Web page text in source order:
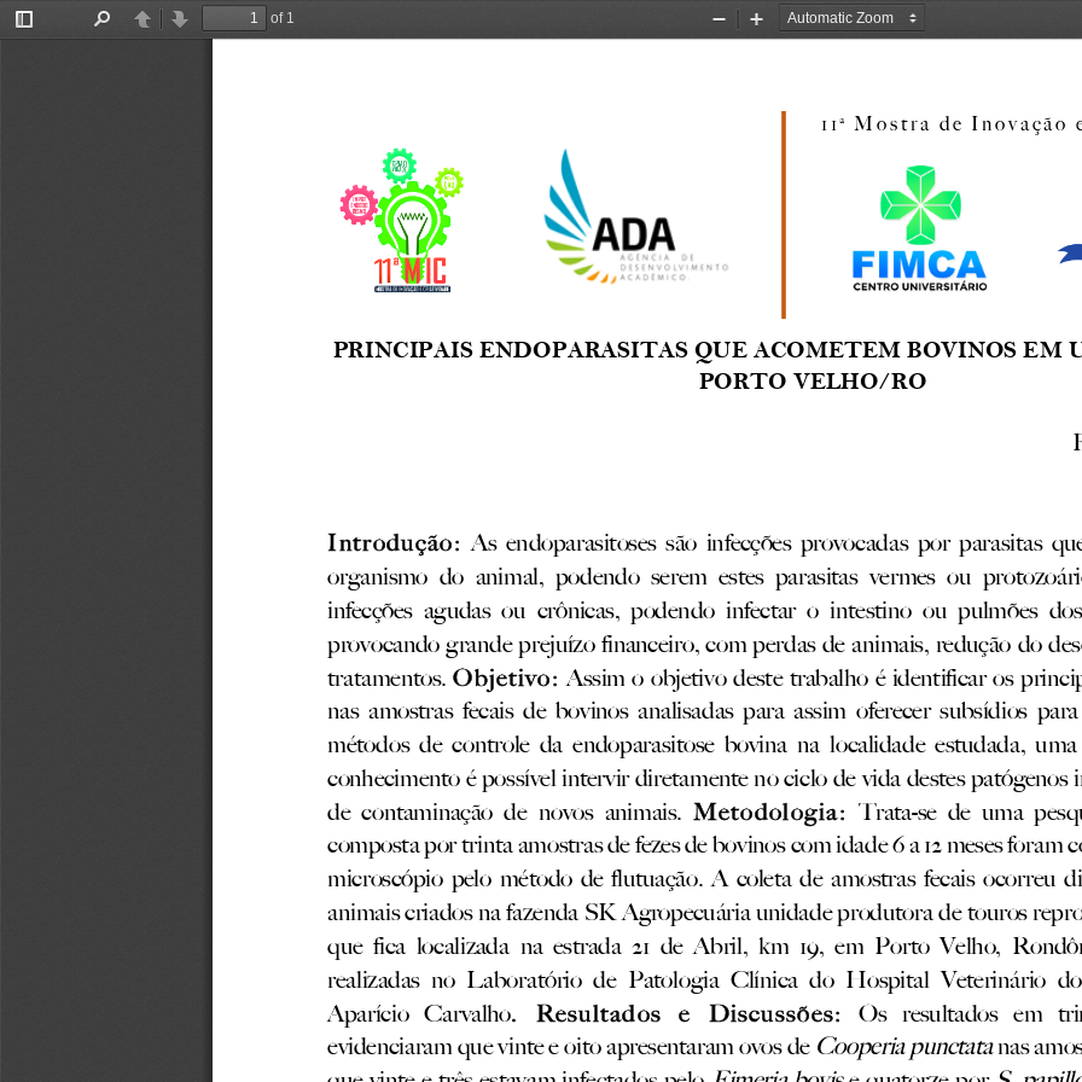
Toggle
PreviousNext
of 1
Zoom
Zoom
11ª Mostra de Inovação
PRINCIPAIS ENDOPARASITAS QUE ACOMETEM BOVINOS EM
PORTO VELHO/RO
Introdução: As endoparasitoses são infecções provocadas por parasitas
organismo do animal, podendo serem estes parasitas vermes ou
infecções agudas ou crônicas, podendo infectar o intestino ou pulmões dos
provocando grande prejuízo financeiro, com perdas de animais, redução do
tratamentos. Objetivo: Assim o objetivo deste trabalho é identificar os
nas amostras fecais de bovinos analisadas para assim oferecer subsídios para
métodos de controle da endoparasitose bovina na localidade estudada, uma
conhecimento épossível intervir diretamente no ciclo de vida destes patógenos
de contaminação de novos animais. Metodologia: Trata-se de uma
compostaportrinta amostrasdefezesdebovinoscomidade6a 12 mesesforam
microscópio pelo método de flutuação. A coleta de amostras fecais ocorreu
animais criados na fazenda SK Agropecuária unidade produtora de touros
que fica localizada na estrada 21 de Abril, km 19, em Porto Velho,
realizadas no Laboratório de Patologia Clínica do Hospital Veterinário do
Aparício Carvalho Resultados e Discussões: Os resultados em
evidenciaram quevinteeoitoapresentaram ovosde Cooperia punctatanas